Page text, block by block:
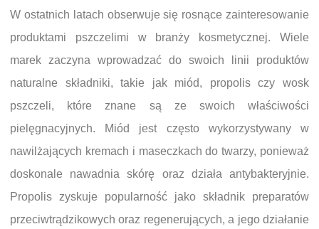
W ostatnich latach obserwuje się rosnące zainteresowanie
produktami pszczelimi w branży kosmetycznej. Wiele
marek zaczyna wprowadzać do swoich linii produktów
naturalne składniki, takie jak miód, propolis czy wosk
pszczeli, które znane są ze swoich właściwości
pielęgnacyjnych. Miód jest często wykorzystywany w
nawilżających kremach i maseczkach do twarzy, ponieważ
doskonale nawadnia skórę oraz działa antybakteryjnie.
Propolis zyskuje popularność jako składnik preparatów
przeciwtrądzikowych oraz regenerujących, a jego działanie